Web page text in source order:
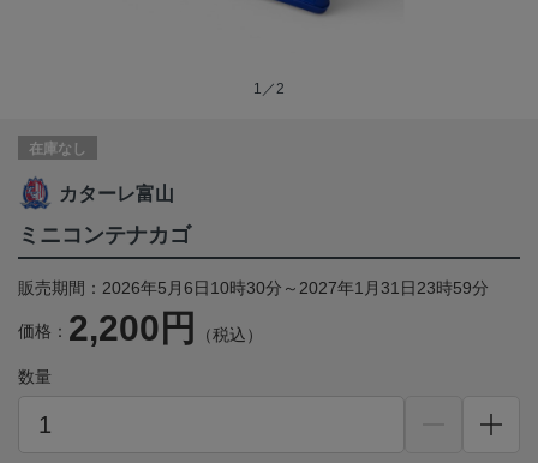
1／2
在庫なし
カターレ富山
ミニコンテナカゴ
販売期間：2026年5月6日10時30分～2027年1月31日23時59分
価格： 2,200円 （税込）
数量